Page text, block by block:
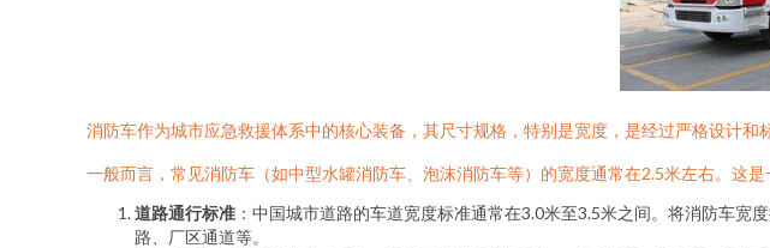
消防车作为城市应急救援体系中的核心装备，其尺寸规格，特别是宽度，是经过严格设计
一般而言，常见消防车（如中型水罐消防车、泡沫消防车等）的宽度通常在2.5米左右。这
道路通行标准 ：中国城市道路的车道宽度标准通常在3.0米至3.5米之间。将消防车
路、厂区通道等。